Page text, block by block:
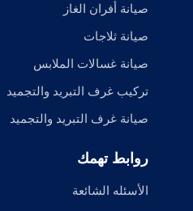
صيانة أفران الغاز
صيانة ثلاجات
صيانة غسالات الملابس
تركيب غرف التبريد والتجميد
صيانة غرف التبريد والتجميد
روابط تهمك
الأسئله الشائعة